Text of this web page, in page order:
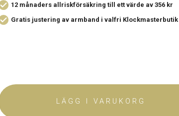
12 månaders allriskförsäkring till ett värde av 356 kr
Gratis justering av armband i valfri Klockmasterbutik
LÄGG I VARUKORG